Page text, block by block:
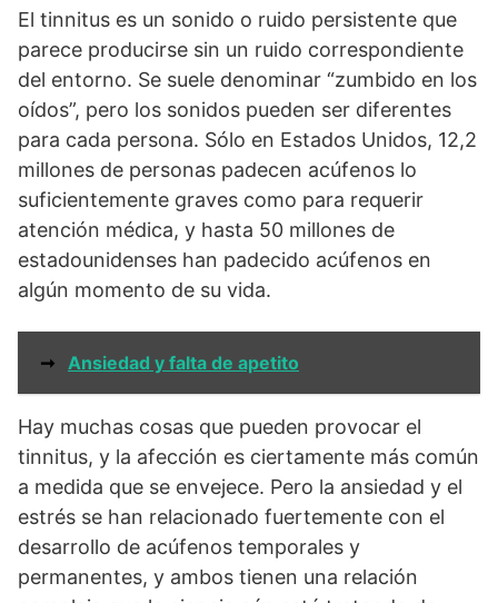
El tinnitus es un sonido o ruido persistente que
parece producirse sin un ruido correspondiente
del entorno. Se suele denominar “zumbido en los
oídos”, pero los sonidos pueden ser diferentes
para cada persona. Sólo en Estados Unidos, 12,2
millones de personas padecen acúfenos lo
suficientemente graves como para requerir
atención médica, y hasta 50 millones de
estadounidenses han padecido acúfenos en
algún momento de su vida.
➞ Ansiedad y falta de apetito
Hay muchas cosas que pueden provocar el
tinnitus, y la afección es ciertamente más común
a medida que se envejece. Pero la ansiedad y el
estrés se han relacionado fuertemente con el
desarrollo de acúfenos temporales y
permanentes, y ambos tienen una relación